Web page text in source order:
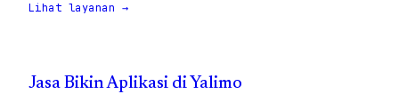
Lihat layanan →
Jasa Bikin Aplikasi di Yalimo